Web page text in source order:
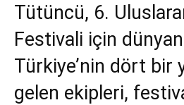
Tütüncü, 6.
Festivali için
Türkiye’nin dört bir
gelen ekipleri,